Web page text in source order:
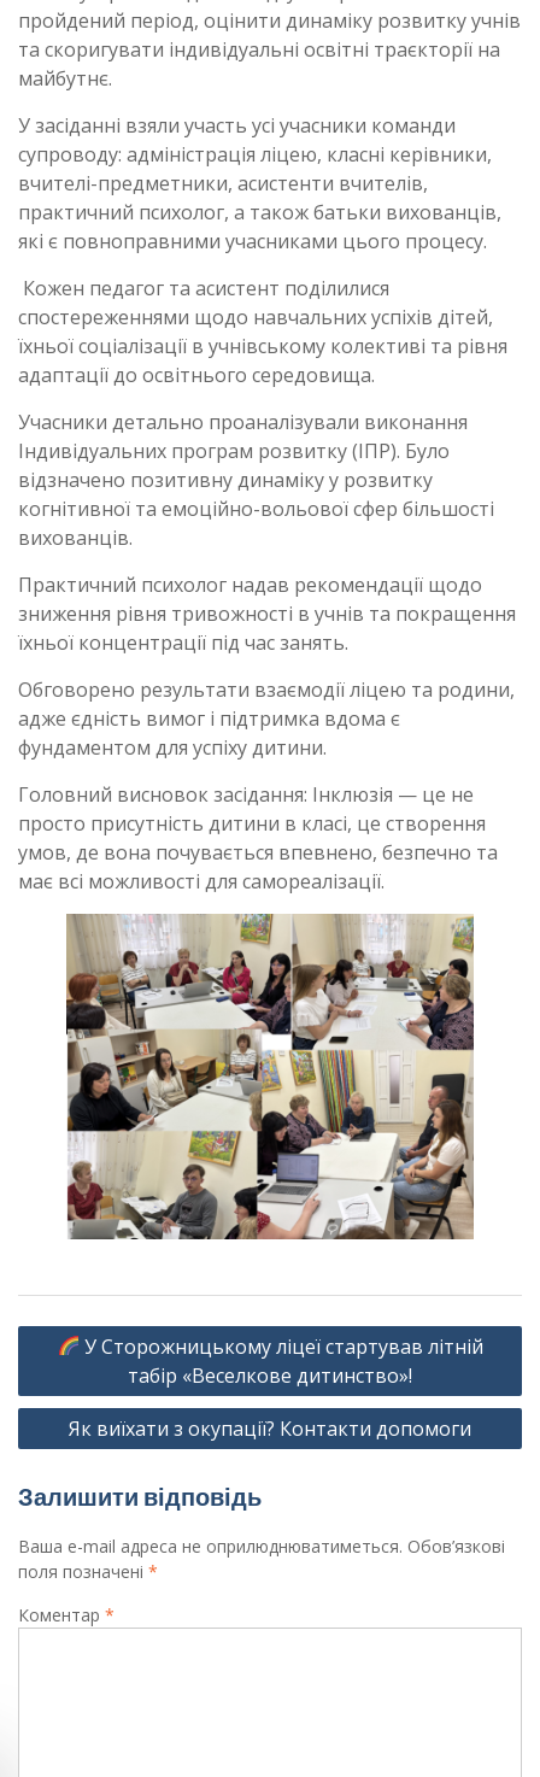
пройдений період, оцінити динаміку розвитку учнів
та скоригувати індивідуальні освітні траєкторії на
майбутнє.
У засіданні взяли участь усі учасники команди
супроводу: адміністрація ліцею, класні керівники,
вчителі-предметники, асистенти вчителів,
практичний психолог, а також батьки вихованців,
які є повноправними учасниками цього процесу.
Кожен педагог та асистент поділилися
спостереженнями щодо навчальних успіхів дітей,
їхньої соціалізації в учнівському колективі та рівня
адаптації до освітнього середовища.
Учасники детально проаналізували виконання
Індивідуальних програм розвитку (ІПР). Було
відзначено позитивну динаміку у розвитку
когнітивної та емоційно-вольової сфер більшості
вихованців.
Практичний психолог надав рекомендації щодо
зниження рівня тривожності в учнів та покращення
їхньої концентрації під час занять.
Обговорено результати взаємодії ліцею та родини,
адже єдність вимог і підтримка вдома є
фундаментом для успіху дитини.
Головний висновок засідання: Інклюзія — це не
просто присутність дитини в класі, це створення
умов, де вона почувається впевнено, безпечно та
має всі можливості для самореалізації.
Навігація
У Сторожницькому ліцеї стартував літній
табір «Веселкове дитинство»!
Як виїхати з окупації? Контакти допомоги
Залишити відповідь
Ваша e-mail адреса не оприлюднюватиметься. Обов’язкові
поля позначені *
Коментар *